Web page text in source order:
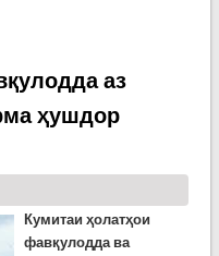
аз
ҳушдор
Кумитаи ҳолатҳои
фавқулодда ва